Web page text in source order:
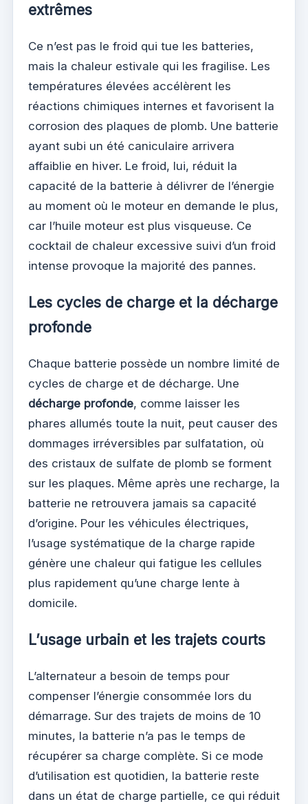
extrêmes
Ce n’est pas le froid qui tue les batteries,
mais la chaleur estivale qui les fragilise. Les
températures élevées accélèrent les
réactions chimiques internes et favorisent la
corrosion des plaques de plomb. Une batterie
ayant subi un été caniculaire arrivera
affaiblie en hiver. Le froid, lui, réduit la
capacité de la batterie à délivrer de l’énergie
au moment où le moteur en demande le plus,
car l’huile moteur est plus visqueuse. Ce
cocktail de chaleur excessive suivi d’un froid
intense provoque la majorité des pannes.
Les cycles de charge et la décharge
profonde
Chaque batterie possède un nombre limité de
cycles de charge et de décharge. Une
décharge profonde, comme laisser les
phares allumés toute la nuit, peut causer des
dommages irréversibles par sulfatation, où
des cristaux de sulfate de plomb se forment
sur les plaques. Même après une recharge, la
batterie ne retrouvera jamais sa capacité
d’origine. Pour les véhicules électriques,
l’usage systématique de la charge rapide
génère une chaleur qui fatigue les cellules
plus rapidement qu’une charge lente à
domicile.
L’usage urbain et les trajets courts
L’alternateur a besoin de temps pour
compenser l’énergie consommée lors du
démarrage. Sur des trajets de moins de 10
minutes, la batterie n’a pas le temps de
récupérer sa charge complète. Si ce mode
d’utilisation est quotidien, la batterie reste
dans un état de charge partielle, ce qui réduit